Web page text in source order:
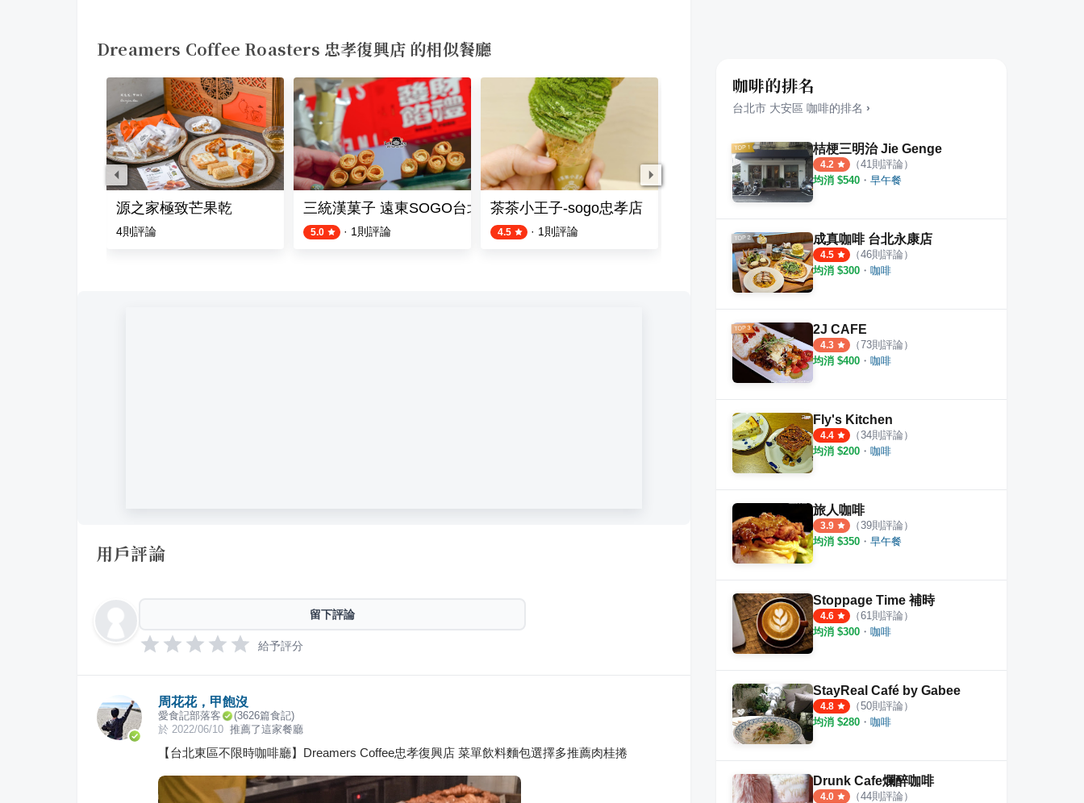
Dreamers Coffee Roasters 忠孝復興店 的相似餐廳
源之家極致芒果乾
4則評論
三統漢菓子 遠東SOGO台北忠孝店
5.0 · 1 則評論
茶茶小王子-sogo忠孝店
4.5 · 1 則評論 則評論 則評論
用戶評論
留下評論
給予評分
周花花，甲飽沒
愛食記部落客 (3626篇食記)
於 2022/06/10 推薦了這家餐廳
【台北東區不限時咖啡廳】Dreamers Coffee忠孝復興店 菜單飲料麵包選擇多推薦肉桂捲
咖啡的排名
台北市 大安區 咖啡的排名 ›
桔梗三明治 Jie Genge
4.2 （41 則評論）
均消 $540 ・ 早午餐
成真咖啡 台北永康店
4.5 （46則評論）
均消 $300 ・ 咖啡
2J CAFE
4.3 （73則評論）
均消 $400 ・ 咖啡
Fly's Kitchen
4.4 （34則評論）
均消 $200 ・ 咖啡
旅人咖啡
3.9 （39則評論）
均消 $350 ・ 早午餐
Stoppage Time 補時
4.6 （61 則評論）
均消 $300 ・ 咖啡
StayReal Café by Gabee
4.8 （50則評論）
均消 $280 ・ 咖啡
Drunk Cafe爛醉咖啡
4.0 （44則評論）